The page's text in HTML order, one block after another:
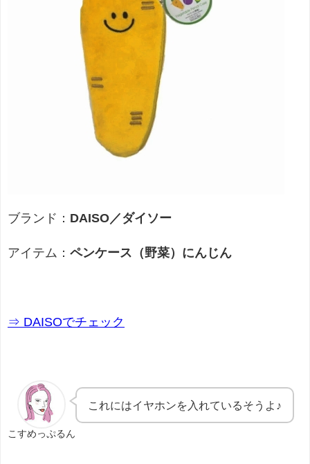
ブランド： DAISO／ダイソー
アイテム： ペンケース（野菜）にんじん
⇒ DAISOでチェック
こすめっぷるん
これにはイヤホンを入れているそうよ♪